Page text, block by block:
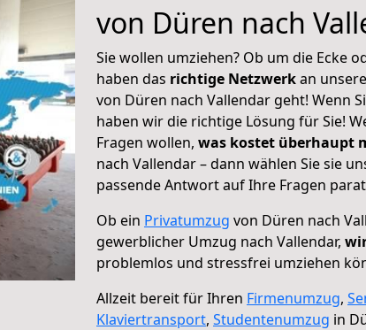
von Düren nach
Sie wollen umziehen? Ob um die Ecke
haben das richtige Netzwerkan
von Düren nach Vallendar geht! Wenn
haben wir die richtige Lösung für Sie!
Fragen wollen, was kostet überhaupt
nach Vallendar – dann wählen Sie sie
passende Antwort auf Ihre Fragen
Ob ein Privatumzug von Düren nach
gewerblicher Umzug nach Vallendar,
problemlos und stressfrei umziehen
Allzeit bereit für Ihren Firmenumzug,
Klaviertransport, Studentenumzug in